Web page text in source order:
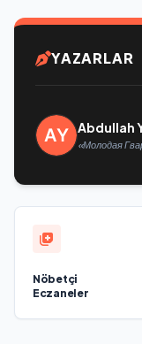
YAZARLAR
Abdullah
«Молодая
Nöbetçi
Eczaneler